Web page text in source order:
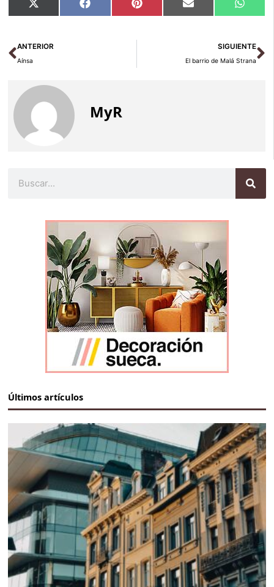
Compartir
en
X
(Twitter)
Compartir
en
Facebook Compartir
en
Pinterest Compartir
en
Email
en
Ant
ANTERIOR
Aínsa
SIGUIENTE
El barrio de Malá Strana
MyR
Últimos artículos